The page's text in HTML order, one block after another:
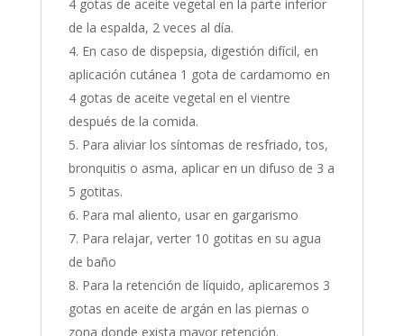
4 gotas de aceite vegetal en la parte inferior
de la espalda, 2 veces al día.
En caso de dispepsia, digestión difícil, en
aplicación cutánea 1 gota de cardamomo en
4 gotas de aceite vegetal en el vientre
después de la comida.
Para aliviar los síntomas de resfriado, tos,
bronquitis o asma, aplicar en un difuso de 3 a
5 gotitas.
Para mal aliento, usar en gargarismo
Para relajar, verter 10 gotitas en su agua
de baño
Para la retención de líquido, aplicaremos 3
gotas en aceite de argán en las piernas o
zona donde exista mayor retención.